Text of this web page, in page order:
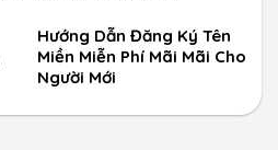
Hướng Dẫn Đăng Ký Tên
Miền Miễn Phí Mãi Mãi Cho
Người Mới